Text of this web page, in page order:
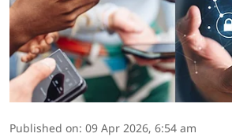
Published on: 09 Apr 2026, 6:54 am